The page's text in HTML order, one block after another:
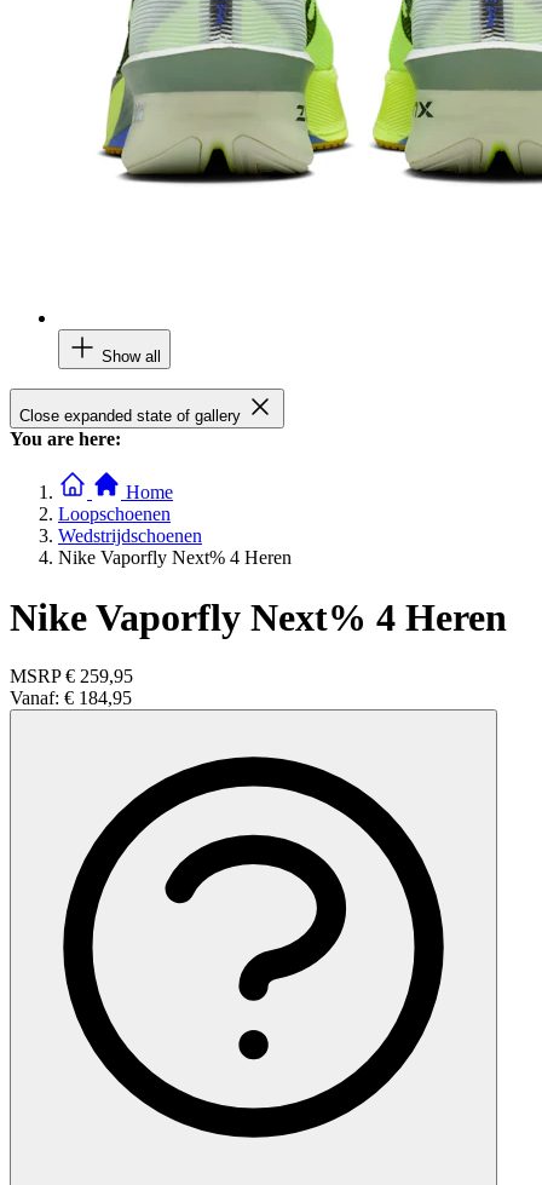
Show all
Close expanded state of gallery
You are here:
Home
Loopschoenen
Wedstrijdschoenen
Nike Vaporfly Next% 4 Heren
Nike Vaporfly Next% 4 Heren
MSRP € 259,95
Vanaf: € 184,95